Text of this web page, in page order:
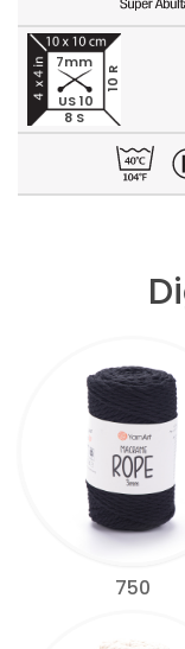
8 S
10 R
7mm
US 10
750